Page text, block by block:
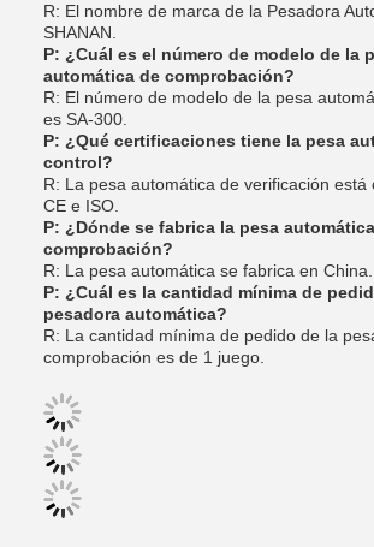
R: El nombre de marca de la Pesadora
SHANAN.
P: ¿Cuál es el número de modelo de la
automática de comprobación?
R: El número de modelo de la pesa
es SA-300.
P: ¿Qué certificaciones tiene la pesa
control?
R: La pesa automática de verificación está
CE e ISO.
P: ¿Dónde se fabrica la pesa
comprobación?
R: La pesa automática se fabrica en China.
P: ¿Cuál es la cantidad mínima de
pesadora automática?
R: La cantidad mínima de pedido de la
comprobación es de 1 juego.